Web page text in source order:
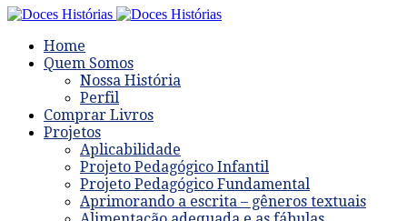
Home
Quem Somos
Nossa História
Perfil
Comprar Livros
Projetos
Aplicabilidade
Projeto Pedagógico Infantil
Projeto Pedagógico Fundamental
Aprimorando a escrita – gêneros textuais